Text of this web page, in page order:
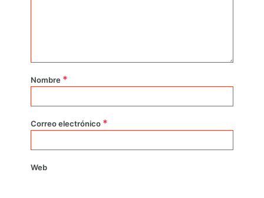
Nombre *
Correo electrónico *
Web